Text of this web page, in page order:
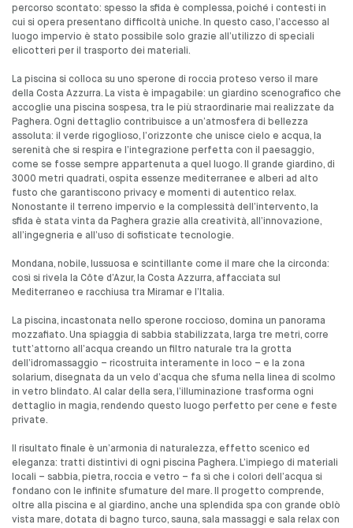
percorso scontato: spesso la sfida è complessa, poiché i contesti in
cui si opera presentano difficoltà uniche. In questo caso, l’accesso al
luogo impervio è stato possibile solo grazie all’utilizzo di speciali
elicotteri per il trasporto dei materiali.
La piscina si colloca su uno sperone di roccia proteso verso il mare
della Costa Azzurra. La vista è impagabile: un giardino scenografico che
accoglie una piscina sospesa, tra le più straordinarie mai realizzate da
Paghera. Ogni dettaglio contribuisce a un’atmosfera di bellezza
assoluta: il verde rigoglioso, l’orizzonte che unisce cielo e acqua, la
serenità che si respira e l’integrazione perfetta con il paesaggio,
come se fosse sempre appartenuta a quel luogo. Il grande giardino, di
3000 metri quadrati, ospita essenze mediterranee e alberi ad alto
fusto che garantiscono privacy e momenti di autentico relax.
Nonostante il terreno impervio e la complessità dell’intervento, la
sfida è stata vinta da Paghera grazie alla creatività, all’innovazione,
all’ingegneria e all’uso di sofisticate tecnologie.
Mondana, nobile, lussuosa e scintillante come il mare che la circonda:
così si rivela la Côte d’Azur, la Costa Azzurra, affacciata sul
Mediterraneo e racchiusa tra Miramar e l’Italia.
La piscina, incastonata nello sperone roccioso, domina un panorama
mozzafiato. Una spiaggia di sabbia stabilizzata, larga tre metri, corre
tutt’attorno all’acqua creando un filtro naturale tra la grotta
dell’idromassaggio – ricostruita interamente in loco – e la zona
solarium, disegnata da un velo d’acqua che sfuma nella linea di scolmo
in vetro blindato. Al calar della sera, l’illuminazione trasforma ogni
dettaglio in magia, rendendo questo luogo perfetto per cene e feste
private.
Il risultato finale è un’armonia di naturalezza, effetto scenico ed
eleganza: tratti distintivi di ogni piscina Paghera. L’impiego di materiali
locali – sabbia, pietra, roccia e vetro – fa sì che i colori dell’acqua si
fondano con le infinite sfumature del mare. Il progetto comprende,
oltre alla piscina e al giardino, anche una splendida spa con grande oblò
vista mare, dotata di bagno turco, sauna, sala massaggi e sala relax con